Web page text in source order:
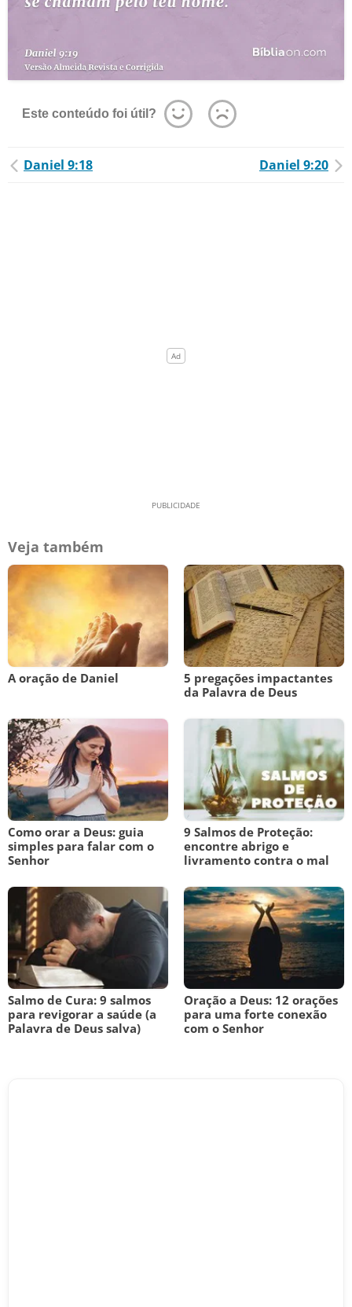
Este conteúdo foi útil?
Daniel 9:18 Daniel 9:20
Veja também
A oração de Daniel
5 pregações impactantes
da Palavra de Deus
Como orar a Deus: guia
simples para falar com o
Senhor
9 Salmos de Proteção:
encontre abrigo e
livramento contra o mal
Salmo de Cura: 9 salmos
para revigorar a saúde (a
Palavra de Deus salva)
Oração a Deus: 12 orações
para uma forte conexão
com o Senhor